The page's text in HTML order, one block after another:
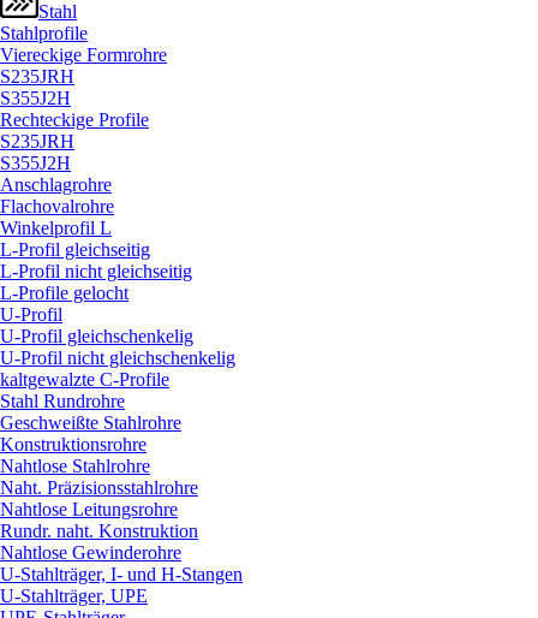
Stahl
Stahlprofile
Viereckige Formrohre
S235JRH
S355J2H
Rechteckige Profile
S235JRH
S355J2H
Anschlagrohre
Flachovalrohre
Winkelprofil L
L-Profil gleichseitig
L-Profil nicht gleichseitig
L-Profile gelocht
U-Profil
U-Profil gleichschenkelig
U-Profil nicht gleichschenkelig
kaltgewalzte C-Profile
Stahl Rundrohre
Geschweißte Stahlrohre
Konstruktionsrohre
Nahtlose Stahlrohre
Naht. Präzisionsstahlrohre
Nahtlose Leitungsrohre
Rundr. naht. Konstruktion
Nahtlose Gewinderohre
U-Stahlträger, I- und H-Stangen
U-Stahlträger, UPE